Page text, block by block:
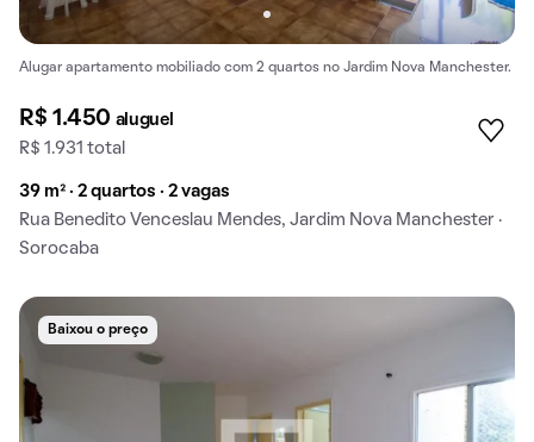
Alugar apartamento mobiliado com 2 quartos no Jardim Nova Manchester.
R$ 1.450 aluguel
R$ 1.931 total
39 m² · 2 quartos · 2 vagas
Rua Benedito Venceslau Mendes, Jardim Nova Manchester ·
Sorocaba
Baixou o preço